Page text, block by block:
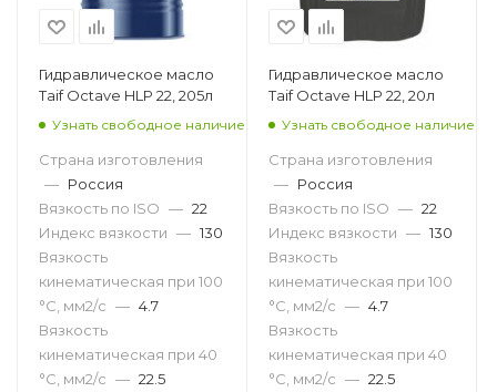
Гидравлическое масло
Taif Octave HLP 22, 205л
Узнать свободное наличие
Страна изготовления
— Россия
Вязкость по ISO — 22
Индекс вязкости — 130
Вязкость
кинематическая при 100
°С, мм2/с — 4.7
Вязкость
кинематическая при 40
°С, мм2/с — 22.5
Гидравлическое масло
Taif Octave HLP 22, 20л
Узнать свободное наличие
Страна изготовления
— Россия
Вязкость по ISO — 22
Индекс вязкости — 130
Вязкость
кинематическая при 100
°С, мм2/с — 4.7
Вязкость
кинематическая при 40
°С, мм2/с — 22.5